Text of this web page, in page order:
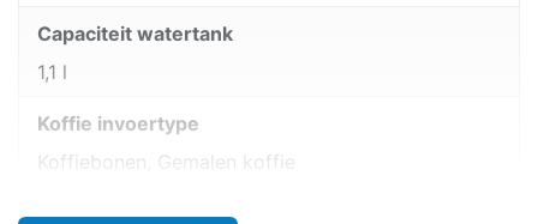
Capaciteit watertank
1,1 l
Koffie invoertype
Koffiebonen, Gemalen koffie